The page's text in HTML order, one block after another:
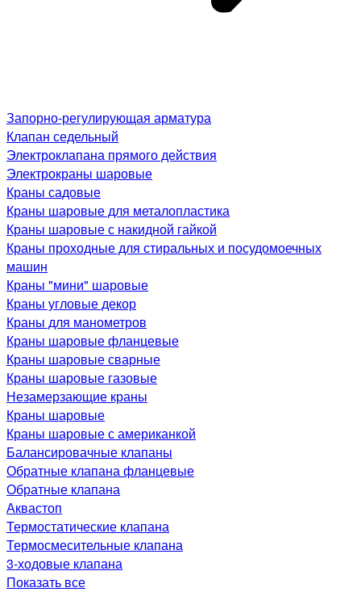
Запорно-регулирующая арматура
Клапан седельный
Электроклапана прямого действия
Электрокраны шаровые
Краны садовые
Краны шаровые для металопластика
Краны шаровые с накидной гайкой
Краны проходные для стиральных и посудомоечных
машин
Краны "мини" шаровые
Краны угловые декор
Краны для манометров
Краны шаровые фланцевые
Краны шаровые сварные
Краны шаровые газовые
Незамерзающие краны
Краны шаровые
Краны шаровые с американкой
Балансировачные клапаны
Обратные клапана фланцевые
Обратные клапана
Аквастоп
Термостатические клапана
Термосмесительные клапана
3-ходовые клапана
Показать все